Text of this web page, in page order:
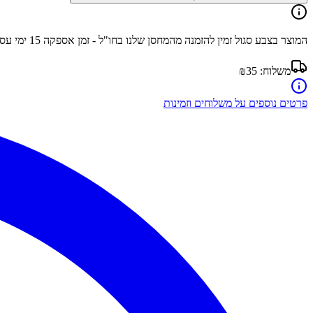
המוצר בצבע סגול זמין להזמנה מהמחסן שלנו בחו"ל - זמן אספקה 15 ימי
משלוח: ₪35
פרטים נוספים על משלוחים וזמינות